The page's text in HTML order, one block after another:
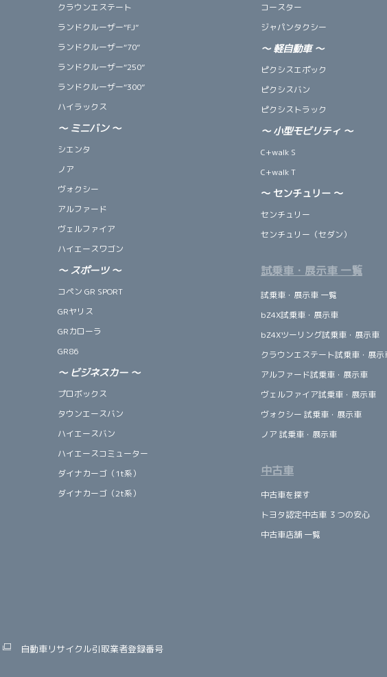
クラウンエステート
ランドクルーザー“FJ”
ランドクルーザー“70”
ランドクルーザー“250”
ランドクルーザー“300”
ハイラックス
～ ミニバン ～
シエンタ
ノア
ヴォクシー
アルファード
ヴェルファイア
ハイエースワゴン
～ スポーツ ～
コペン GR SPORT
GRヤリス
GRカローラ
GR86
～ ビジネスカー ～
プロボックス
タウンエースバン
ハイエースバン
ハイエースコミューター
ダイナカーゴ（1t系）
ダイナカーゴ（2t系）
コースター
ジャパンタクシー
～ 軽自動車～
ピクシスエポック
ピクシスバン
ピクシストラック
～ 小型モビリティ ～
C+walk S
C+walk T
～ センチュリー ～
センチュリー
センチュリー（セダン）
試乗車・展示車 一覧
試乗車・展示車 一覧
bZ4X試乗車・展示車
bZ4Xツーリング試乗車・展示車
クラウンエステート試乗車・展示
アルファード試乗車・展示車
ヴェルファイア試乗車・展示車
ヴォクシー 試乗車・展示車
ノア 試乗車・展示車
中古車
中古車を探す
トヨタ認定中古車 ３つの安心
中古車店舗 一覧
自動車リサイクル引取業者登録番号